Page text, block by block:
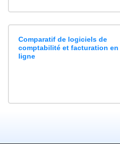
Comparatif de logiciels de
comptabilité et facturation en
ligne